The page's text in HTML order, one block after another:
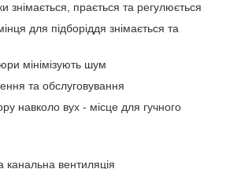
знімається, прається та регулюється
для підборіддя знімається та
мінімізують шум
та обслуговування
навколо вух - місце для гучного
канальна вентиляція